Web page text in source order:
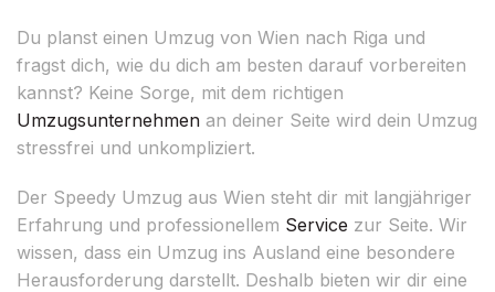
Du planst einen Umzug von Wien nach Riga und
fragst dich, wie du dich am besten darauf vorbereiten
kannst? Keine Sorge, mit dem richtigen
Umzugsunternehmen an deiner Seite wird dein Umzug
stressfrei und unkompliziert.
Der Speedy Umzug aus Wien steht dir mit langjähriger
Erfahrung und professionellem Service zur Seite. Wir
wissen, dass ein Umzug ins Ausland eine besondere
Herausforderung darstellt. Deshalb bieten wir dir eine